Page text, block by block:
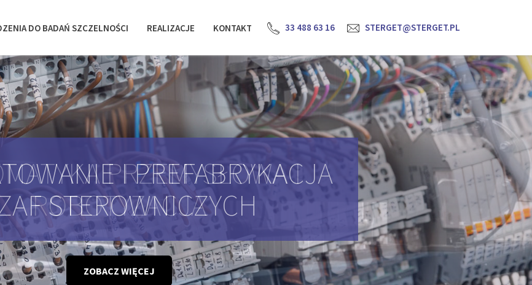
DO BADAŃ SZCZELNOŚCI REALIZACJE KONTAKT 33 488 63 16 STERGET@STERGET.PL
I PREFABRYKACJA
STEROWNICZYCH
ZOBACZ WIĘCEJ